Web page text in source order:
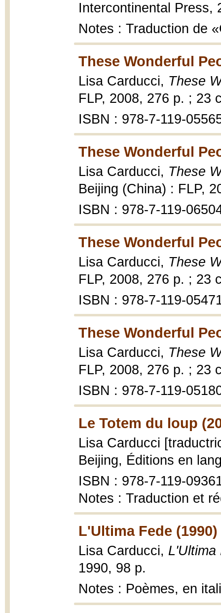
Intercontinental Press,
Notes : Traduction de
These Wonderful
Lisa Carducci, These
FLP, 2008, 276 p. ; 23
ISBN : 978-7-119-
These Wonderful
Lisa Carducci, These
Beijing (China) : FLP,
ISBN : 978-7-119-
These Wonderful
Lisa Carducci, These
FLP, 2008, 276 p. ; 23
ISBN : 978-7-119-
These Wonderful
Lisa Carducci, These
FLP, 2008, 276 p. ; 23
ISBN : 978-7-119-
Le Totem du loup
Lisa Carducci
Beijing, Éditions en
ISBN : 978-7-119-
Notes : Traduction et
L'Ultima Fede (1990)
Lisa Carducci, L'Ultima
1990, 98 p.
Notes : Poèmes, en